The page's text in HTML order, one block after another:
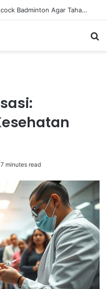
Cara Efektif Merawat Shuttlecock Badminton Agar Tahan Lama Saat Digunakan
7 minutes read